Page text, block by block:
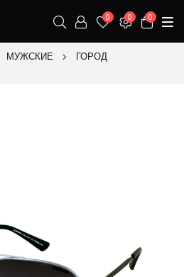
0 0 0
МУЖСКИЕ
ГОРОД